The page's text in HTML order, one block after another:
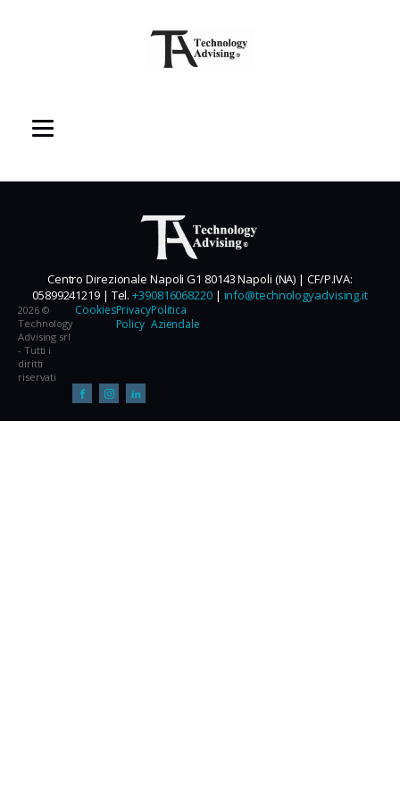
Centro Direzionale Napoli G1 80143 Napoli (NA) | CF/P.IVA:
05899241219 | Tel.+390816068220| info@technologyadvising.it
2026 ©
Technology
Advising srl
- Tutti i
diritti
riservati
CookiesPrivacy
Policy
Politica
Aziendale